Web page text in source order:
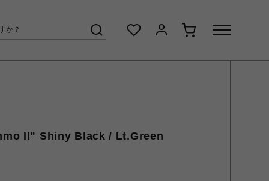
II" Shiny Black / Lt.Green